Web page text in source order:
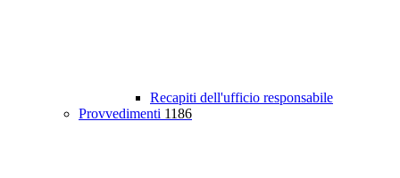
Recapiti dell'ufficio responsabile
Provvedimenti 1186